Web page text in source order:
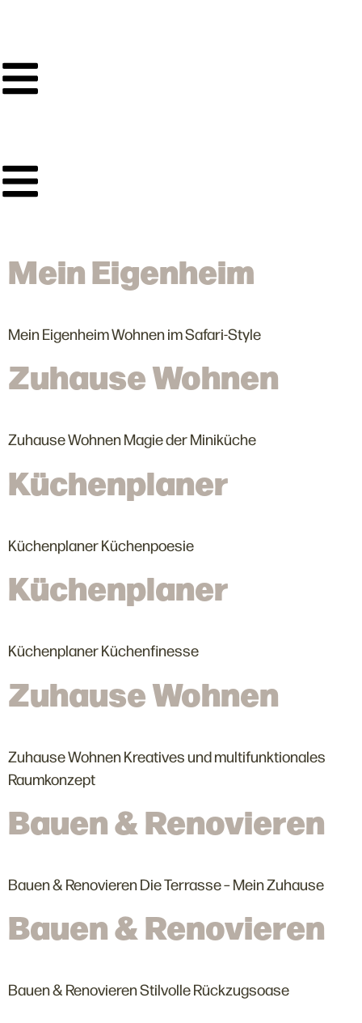
Mein Eigenheim
Mein Eigenheim Wohnen im Safari-Style
Zuhause Wohnen
Zuhause Wohnen Magie der Miniküche
Küchenplaner
Küchenplaner Küchenpoesie
Küchenplaner
Küchenplaner Küchenfinesse
Zuhause Wohnen
Zuhause Wohnen Kreatives und multifunktionales
Raumkonzept
Bauen & Renovieren
Bauen & Renovieren Die Terrasse – Mein Zuhause
Bauen & Renovieren
Bauen & Renovieren Stilvolle Rückzugsoase